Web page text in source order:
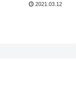
2021.03.12